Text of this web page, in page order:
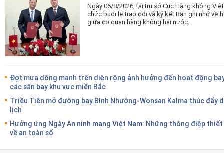
Ngày 06/8/2026, tại trụ sở Cục Hàng không
chức buổi lễ trao đổi và ký kết Bản ghi nhớ về
giữa cơ quan hàng không hai nước.
Đợt mưa dông mạnh trên diện rộng ảnh hưởng đến hoạt động
các sân bay khu vực miền Bắc
Triều Tiên mở đường bay Bình Nhưỡng-Wonsan Kalma thúc đẩy
lịch
Hưởng ứng Ngày An ninh mạng Việt Nam: Những thông điệp
về an toàn số